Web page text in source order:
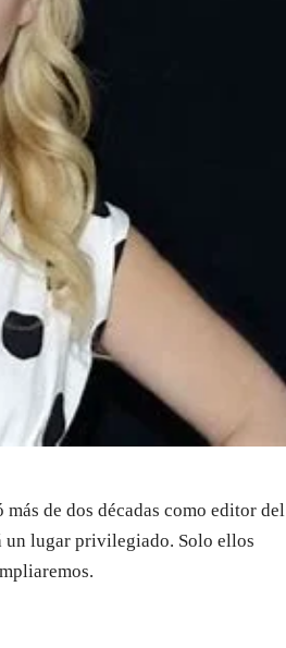
de dos décadas como editor del
lugar privilegiado. Solo ellos